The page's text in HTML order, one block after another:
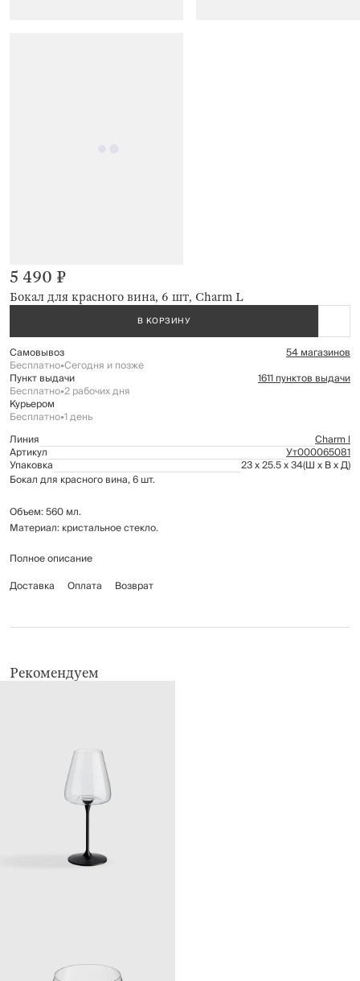
Бокал для красного вина, 6 шт, Charm L
5 490 ₽
В КОРЗИНУ
Самовывоз 54 магазинов
Бесплатно•Сегодня и позже
Пункт выдачи 1611 пунктов выдачи
Бесплатно•2 рабочих дня
Курьером
Бесплатно•1 день
Линия
Charm l
Артикул Ут000065081
Упаковка 23 x 25.5 x 34(Ш x В x Д)
Бокал для красного вина, 6 шт.
Объем: 560 мл.
Материал: кристальное стекло.
Рекомендуется мыть вручную с применением мягких моющих средств.
губки.
стекла.
Полное описание
Доставка
Оплата Возврат
Рекомендуем